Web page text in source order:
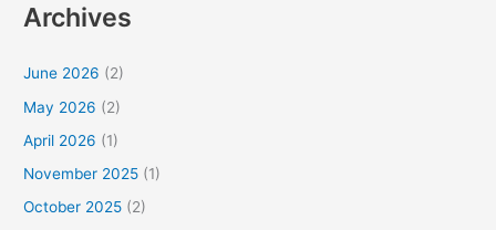
Archives
June 2026 (2)
May 2026 (2)
April 2026 (1)
November 2025 (1)
October 2025 (2)